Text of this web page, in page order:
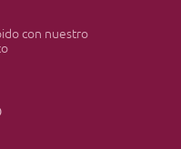
con nuestro